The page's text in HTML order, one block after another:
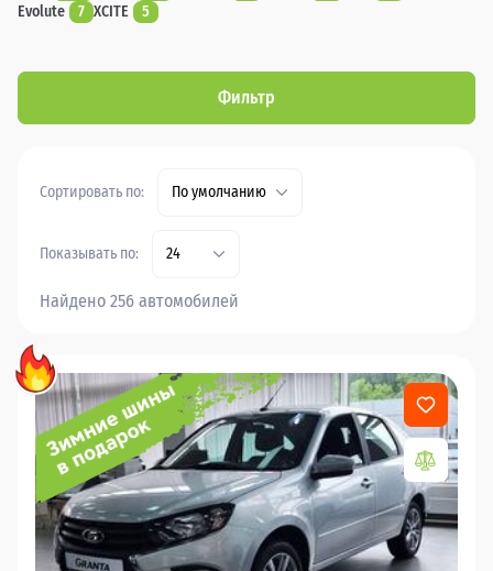
Evolute
7 XCITE 5
Фильтр
Сортировать по: По умолчанию
Показывать по: 24
Найдено 256 автомобилей